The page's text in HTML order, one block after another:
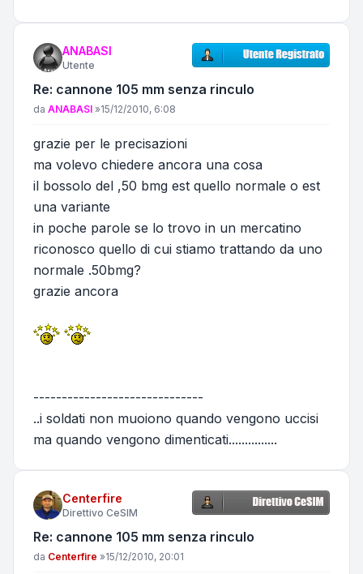
ANABASI
Utente
Re: cannone 105 mm senza rinculo
Messaggio
da ANABASI »15/12/2010, 6:08
grazie per le precisazioni
ma volevo chiedere ancora una cosa
il bossolo del ,50 bmg est quello normale o est
una variante
in poche parole se lo trovo in un mercatino
riconosco quello di cui stiamo trattando da uno
normale .50bmg?
grazie ancora
------------------------------
..i soldati non muoiono quando vengono uccisi
ma quando vengono dimenticati...............
Centerfire
Direttivo CeSIM
Re: cannone 105 mm senza rinculo
Messaggio
da Centerfire »15/12/2010, 20:01